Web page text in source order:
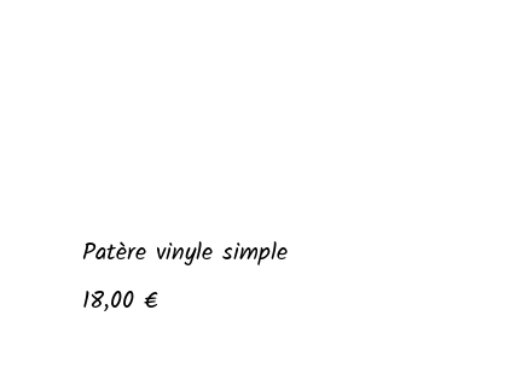
Patère vinyle simple
18,00 €